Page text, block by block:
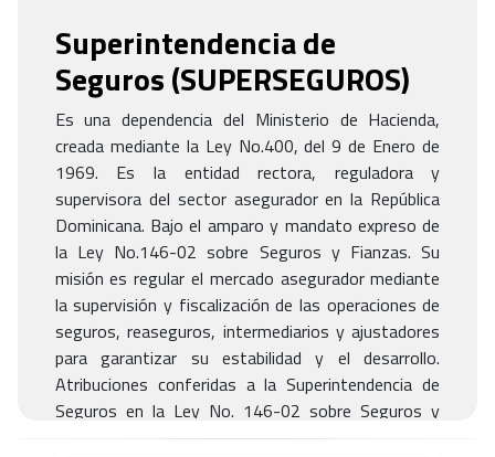
Superintendencia de
Seguros (SUPERSEGUROS)
Es una dependencia del Ministerio de Hacienda,
creada mediante la Ley No.400, del 9 de Enero de
1969. Es la entidad rectora, reguladora y
supervisora del sector asegurador en la República
Dominicana. Bajo el amparo y mandato expreso de
la Ley No.146-02 sobre Seguros y Fianzas. Su
misión es regular el mercado asegurador mediante
la supervisión y fiscalización de las operaciones de
seguros, reaseguros, intermediarios y ajustadores
para garantizar su estabilidad y el desarrollo.
Atribuciones conferidas a la Superintendencia de
Seguros en la Ley No. 146-02 sobre Seguros y
Fianzas de la República Dominicana.